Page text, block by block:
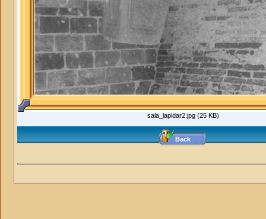
sala_lapidar2.jpg (25 KB)